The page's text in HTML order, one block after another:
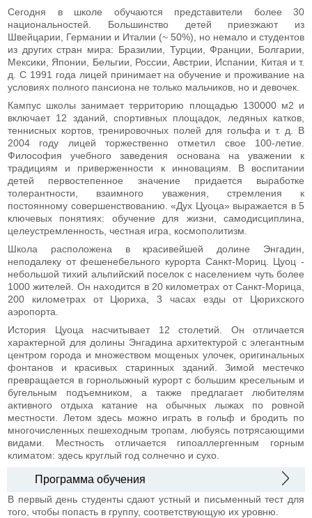
Сегодня в школе обучаются представители более 30
национальностей. Большинство детей приезжают из
Швейцарии, Германии и Италии (~ 50%), но немало и студентов
из других стран мира: Бразилии, Турции, Франции, Болгарии,
Мексики, Японии, Бельгии, России, Австрии, Испании, Китая и т.
д. С 1991 года лицей принимает на обучение и проживание на
условиях полного пансиона не только мальчиков, но и девочек.
Кампус школы занимает территорию площадью 130000 м2 и
включает 12 зданий, спортивных площадок, ледяных катков,
теннисных кортов, тренировочных полей для гольфа и т. д. В
2004 году лицей торжественно отметил свое 100-летие.
Философия учебного заведения основана на уважении к
традициям и приверженности к инновациям. В воспитании
детей первостепенное значение придается выработке
толерантности, взаимного уважения, стремления к
постоянному совершенствованию. «Дух Цуоца» выражается в 5
ключевых понятиях: обучение для жизни, самодисциплина,
целеустремленность, честная игра, космополитизм.
Школа расположена в красивейшей долине Энгадин,
неподалеку от фешенебельного курорта Санкт-Мориц. Цуоц -
небольшой тихий альпийский поселок с населением чуть более
1000 жителей. Он находится в 20 километрах от Санкт-Морица,
200 километрах от Цюриха, 3 часах езды от Цюрихского
аэропорта.
История Цуоца насчитывает 12 столетий. Он отличается
характерной для долины Энгадина архитектурой с элегантным
центром города и множеством мощеных улочек, оригинальных
фонтанов и красивых старинных зданий. Зимой местечко
превращается в горнолыжный курорт с большим кресельным и
бугельным подъемником, а также предлагает любителям
активного отдыха катание на обычных лыжах по ровной
местности. Летом здесь можно играть в гольф и бродить по
многочисленных пешеходным тропам, любуясь потрясающими
видами. Местность отличается гипоаллергенным горным
климатом: здесь круглый год солнечно и сухо.
Программа обучения
В первый день студенты сдают устный и письменный тест для
того, чтобы попасть в группу, соответствующую их уровню.